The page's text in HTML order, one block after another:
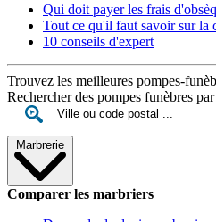
Qui doit payer les frais
Tout ce qu'il faut savoir sur la
10 conseils d'expert
Trouvez les meilleures pompes-
Rechercher des pompes funèbres
Marbrerie
Comparer les marbriers